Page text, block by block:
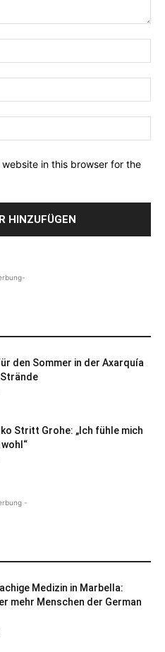
in this browser for the
den Sommer in der Axarquía
Stritt Grohe: „Ich fühle mich
-
Medizin in Marbella:
mehr Menschen der German